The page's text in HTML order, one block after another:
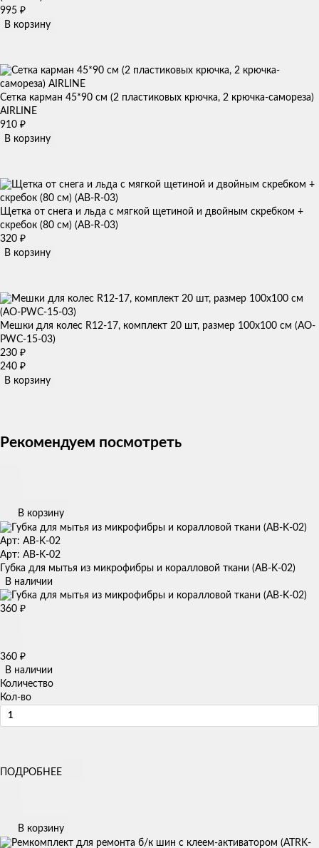
995 ₽
В корзину
Сетка карман 45*90 см (2 пластиковых крючка, 2 крючка-самореза)
AIRLINE
910 ₽
В корзину
Щетка от снега и льда с мягкой щетиной и двойным скребком +
скребок (80 см) (AB-R-03)
320 ₽
В корзину
Мешки для колес R12-17, комплект 20 шт, размер 100х100 см (AO-
PWC-15-03)
230 ₽
240 ₽
В корзину
Рекомендуем посмотреть
В корзину
Арт: AB-K-02
Арт: AB-K-02
Губка для мытья из микрофибры и коралловой ткани (AB-K-02)
В наличии
360 ₽
360 ₽
В наличии
Количество
Кол-во
ПОДРОБНЕЕ
В корзину